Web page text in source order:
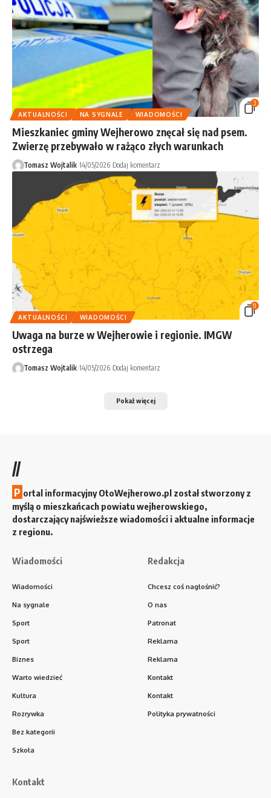
3
AKTUALNOŚCI
NA SYGNALE WIADOMOŚCI
Mieszkaniec gminy Wejherowo znęcał się nad psem.
Zwierzę przebywało w rażąco złych warunkach
Tomasz Wojtalik 14/05/2026 Dodaj komentarz
11
AKTUALNOŚCI
WIADOMOŚCI
Uwaga na burze w Wejherowie i regionie. IMGW
ostrzega
Tomasz Wojtalik 14/05/2026 Dodaj komentarz
Pokaż więcej
//
P ortal informacyjny OtoWejherowo.pl został stworzony z
myślą o mieszkańcach powiatu wejherowskiego,
dostarczający najświeższe wiadomości i aktualne informacje
z regionu.
Wiadomości
Wiadomości
Na sygnale
Sport
Sport
Biznes
Warto wiedzieć
Kultura
Rozrywka
Bez kategorii
Szkoła
Redakcja
Chcesz coś nagłośnić?
O nas
Patronat
Reklama
Reklama
Kontakt
Kontakt
Polityka prywatności
Kontakt